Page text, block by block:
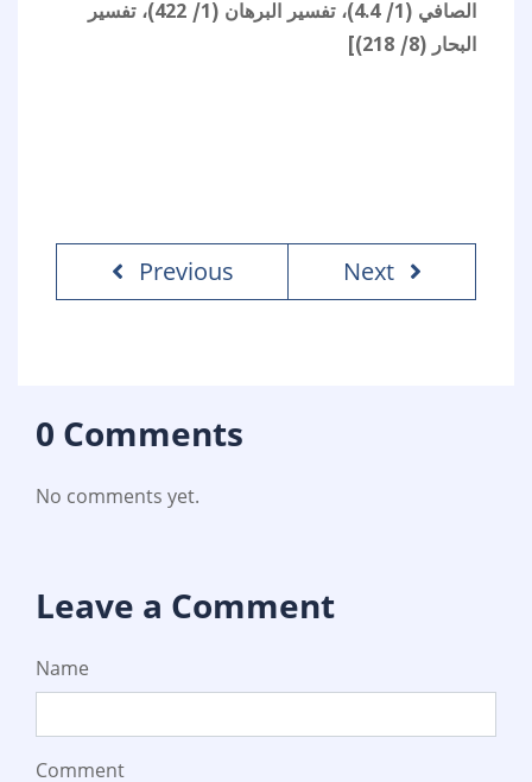
الصافي (1/ 4.4)، تفسير البرهان (1/ 422)، تفسير
البحار (8/ 218)]
Previous Next
0 Comments
No comments yet.
Leave a Comment
Name
Comment